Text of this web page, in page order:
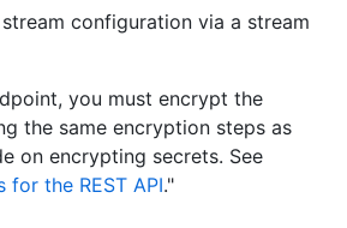
configuration via a stream
you must encrypt the
the same encryption steps as
on encrypting secrets. See
for the REST API."